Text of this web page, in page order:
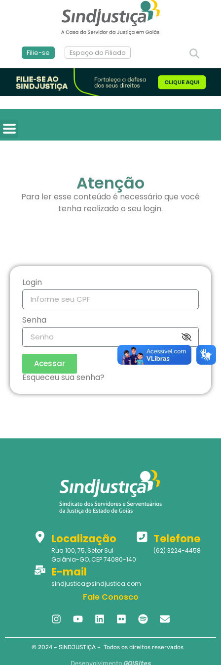
Filie-se Espaço do Filiado
Atenção
Para ler esse conteúdo é necessário que você
tenha realizado o seu login.
Login
Senha
Acessar
Esqueceu sua senha?
Localização
Rua 100, 75, Setor Sul
Goiânia-GO, CEP 74080-140
Telefone
(62) 3224-4458
E-mail
sindjustica@sindjustica.com
Fale Conosco
© 2024 – SINDJUSTIÇA – Todos os direitos reservados
Desenvolvimento GO!Sites